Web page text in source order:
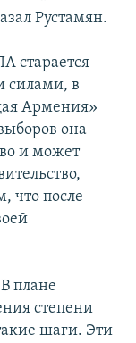
Рустамян.
старается
силами, в
Армения»
она
и может
что после
плане
степени
шаги. Эти